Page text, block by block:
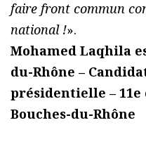
faire front commun
national !».
Mohamed Laqhila
du-Rhône –
présidentielle –
Bouches-du-Rhône